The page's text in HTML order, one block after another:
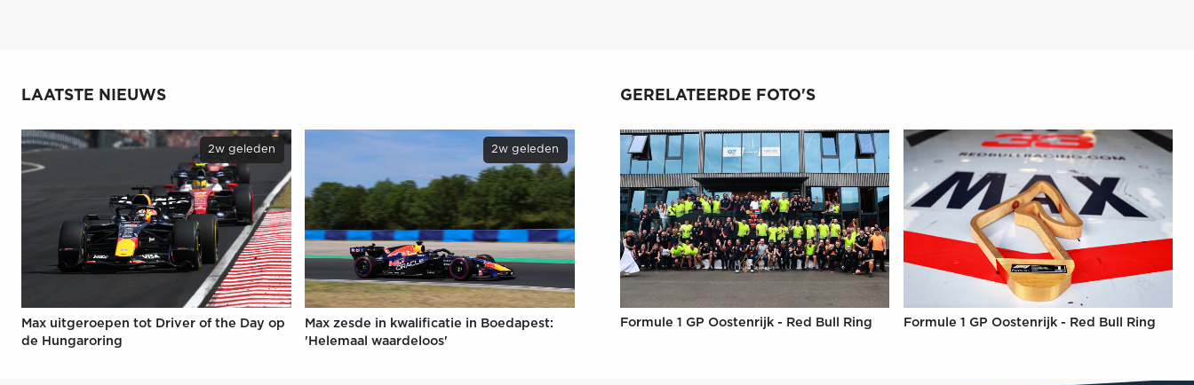
LAATSTE NIEUWS
2w geleden
Max uitgeroepen tot Driver of the Day op
de Hungaroring
2w geleden
Max zesde in kwalificatie in Boedapest:
'Helemaal waardeloos'
GERELATEERDE FOTO'S
Formule 1 GP Oostenrijk - Red Bull Ring Formule 1 GP Oostenrijk - Red Bull Ring